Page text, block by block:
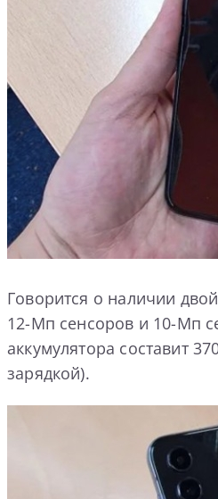
Говорится о наличии
12-Мп сенсоров и 10-Мп
аккумулятора составит
зарядкой).